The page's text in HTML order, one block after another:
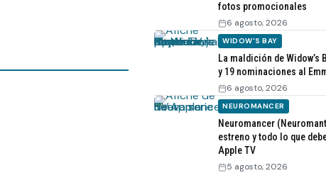
fotos promocionales
6 agosto, 2026
WIDOW'S BAY
La maldición de Widow’s
y 19 nominaciones al
6 agosto, 2026
NEUROMANCER
Neuromancer
estreno y todo lo que
Apple TV
5 agosto, 2026